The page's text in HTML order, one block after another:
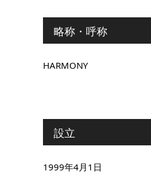
略称・呼称
HARMONY
設立
1999年4月1日